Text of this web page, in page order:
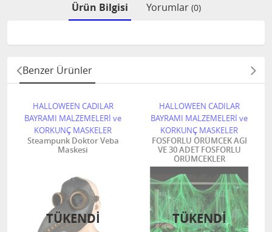
Ürün Bilgisi Yorumlar (0)
Benzer Ürünler
HALLOWEEN CADILAR
BAYRAMI MALZEMELERİ ve
KORKUNÇ MASKELER
Steampunk Doktor Veba
Maskesi
TÜKENDI
HALLOWEEN CADILAR
BAYRAMI MALZEMELERİ ve
KORKUNÇ MASKELER
FOSFORLU ÖRÜMCEK AGI
VE 30 ADET FOSFORLU
ÖRÜMCEKLER
TÜKENDI